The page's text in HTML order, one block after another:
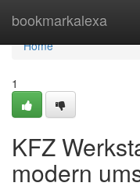
bookmarkalexa
Home
Home
1
KFZ
modern